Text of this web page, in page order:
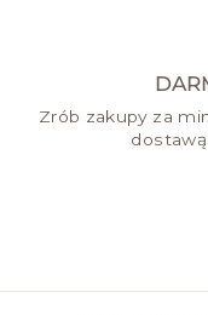
Zrób zakupy za
dostawą